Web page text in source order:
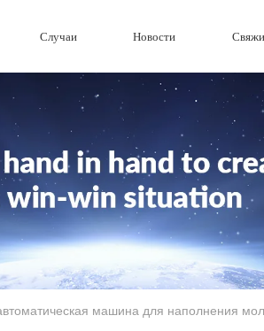
Случаи Новости
машина для наполнения